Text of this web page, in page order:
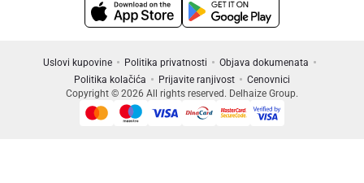
Uslovi kupovine Politika privatnosti
Objava dokumenata
Politika kolačića
Prijavite ranjivost
Cenovnici
Copyright © 2026 All rights reserved. Delhaize Group.